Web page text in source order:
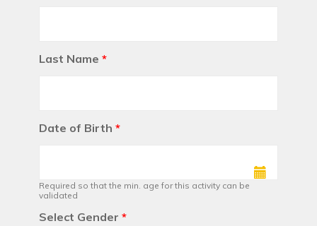
Last Name *
Date of Birth *
Required so that the min. age for this activity can be
validated
Select Gender *